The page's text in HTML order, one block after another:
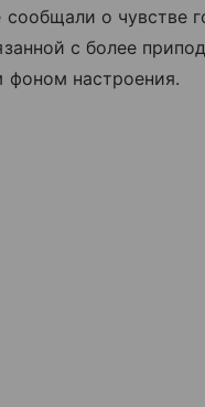
о чувстве
с более
фоном настроения.